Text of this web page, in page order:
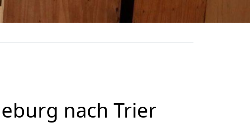
nach Trier